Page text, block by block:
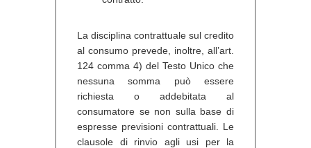
La disciplina contrattuale sul credito
al consumo prevede, inoltre, all’art.
124 comma 4) del Testo Unico che
nessuna somma può essere
richiesta o addebitata al
consumatore se non sulla base di
espresse previsioni contrattuali. Le
clausole di rinvio agli usi per la